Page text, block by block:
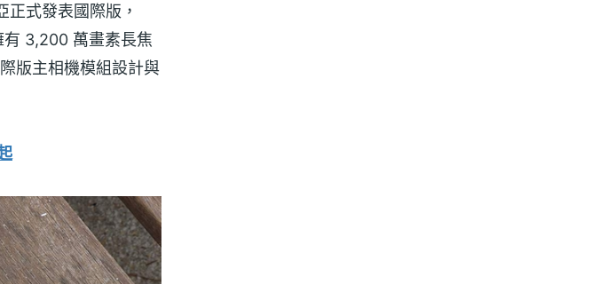
正式發表國際版，
有 3,200 萬畫素長焦
版主相機模組設計與